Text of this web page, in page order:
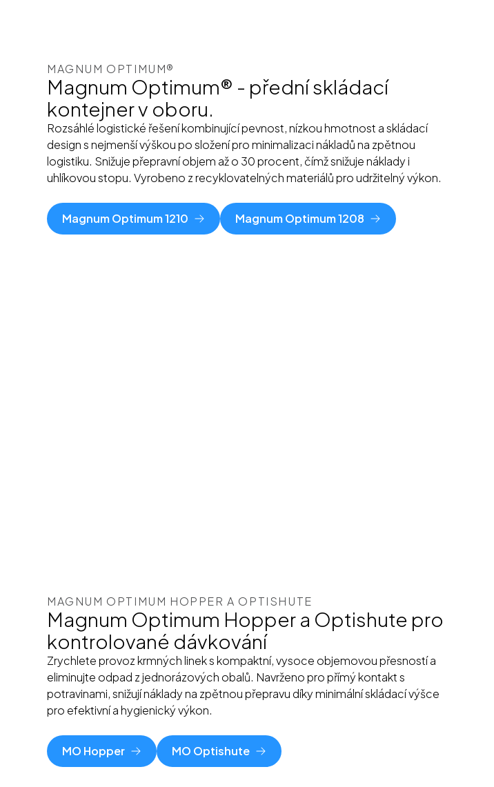
MAGNUM OPTIMUM®
Magnum Optimum® - přední skládací
kontejner v oboru.
Rozsáhlé logistické řešení kombinující pevnost, nízkou hmotnost a skládací
design s nejmenší výškou po složení pro minimalizaci nákladů na zpětnou
logistiku. Snižuje přepravní objem až o 30 procent, čímž snižuje náklady i
uhlíkovou stopu. Vyrobeno z recyklovatelných materiálů pro udržitelný výkon.
Magnum Optimum 1210 Magnum Optimum 1208
MAGNUM OPTIMUM HOPPER A OPTISHUTE
Magnum Optimum Hopper a Optishute pro
kontrolované dávkování
Zrychlete provoz krmných linek s kompaktní, vysoce objemovou přesností a
eliminujte odpad z jednorázových obalů. Navrženo pro přímý kontakt s
potravinami, snižují náklady na zpětnou přepravu díky minimální skládací výšce
pro efektivní a hygienický výkon.
MO Hopper MO Optishute